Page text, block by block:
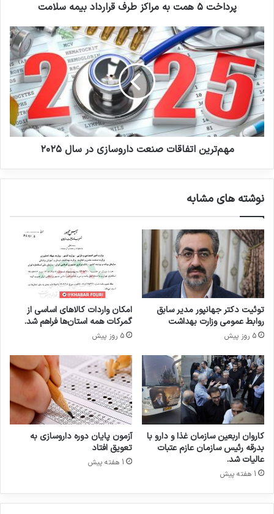
ک
ن
ی
د
ه
م
ر
ا
ک
ز
ط
ر
ف
د
ب
ی
م
ه
س
ل
ا
م
ت
پرداخت ۵ همت به مراکز طرف قرارداد بیمه سلامت
م
ه
م‌
ت
ر
ی
ن
ا
ت
ت
ع
ت
د
ا
ر
س
ا
ز
ی
د
ر
س
ل
۲
۰
۲
۵
مهم‌ترین اتفاقات صنعت داروسازی در سال ۲۰۲۵
نوشته های مشابه
توئیت دکتر جهانپور مدیر سابق
روابط عمومی وزارت بهداشت
5 روز پیش
امکان واردات کالاهای اساسی از
گمرکات همه استان‌ها فراهم شد.
5 روز پیش
کاروان اربعین سازمان غذا و دارو با
بدرقه رئیس سازمان عازم عتبات
عالیات شد.
1 هفته پیش
آزمون پایان دوره داروسازی به
تعویق افتاد
1 هفته پیش